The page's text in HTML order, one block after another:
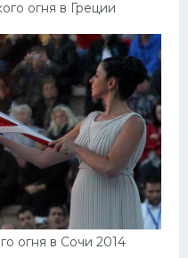
огня в Греции
огня в Сочи 2014